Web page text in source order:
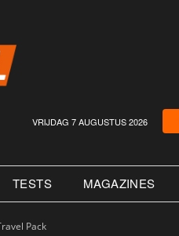
VRIJDAG 7 AUGUSTUS 2026
TESTS MAGAZINES
Pack